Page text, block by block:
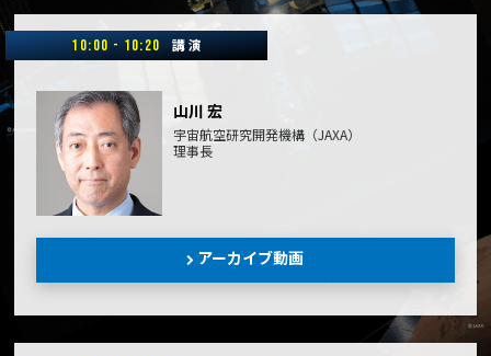
10:00 - 10:20 講 演
山川 宏
宇宙航空研究開発機構（JAXA）
理事長
アーカイブ動画